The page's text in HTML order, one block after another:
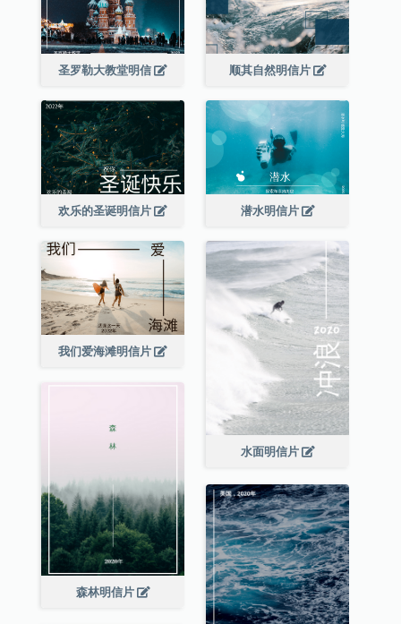
圣罗勒大教堂明信 顺其自然明信片
欢乐的圣诞明信片 潜水明信片
我们爱海滩明信片
水面明信片
森林明信片